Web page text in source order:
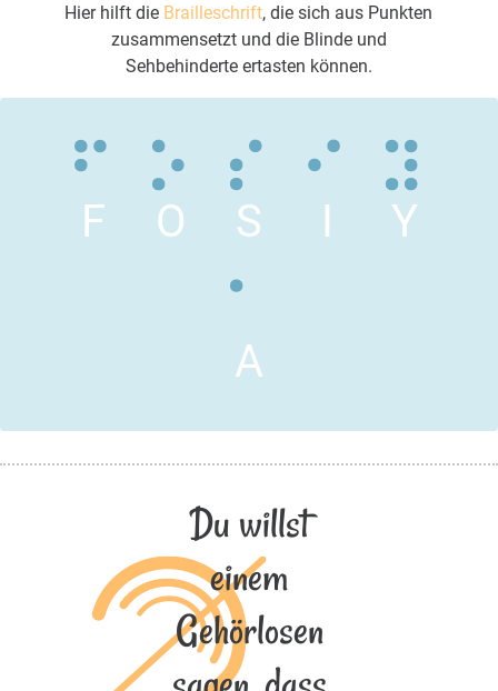
Hier hilft die Brailleschrift, die sich aus Punkten
zusammensetzt und die Blinde und
Sehbehinderte ertasten können.
F O S I Y
A
Du willst
einem
Gehörlosen